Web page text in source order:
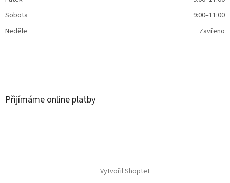
Sobota
9:00–11:00
Neděle
Zavřeno
Přijímáme online platby
Vytvořil Shoptet